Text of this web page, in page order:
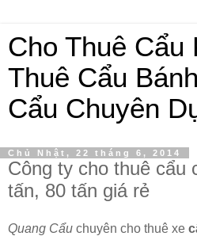
Cho Thuê Cẩu
Thuê Cẩu
Cẩu Chuyên
Chủ Nhật, 22 tháng 6, 2014
Công ty cho thuê cẩu
tấn, 80 tấn giá rẻ
Quang Cẩu chuyên cho thuê xe